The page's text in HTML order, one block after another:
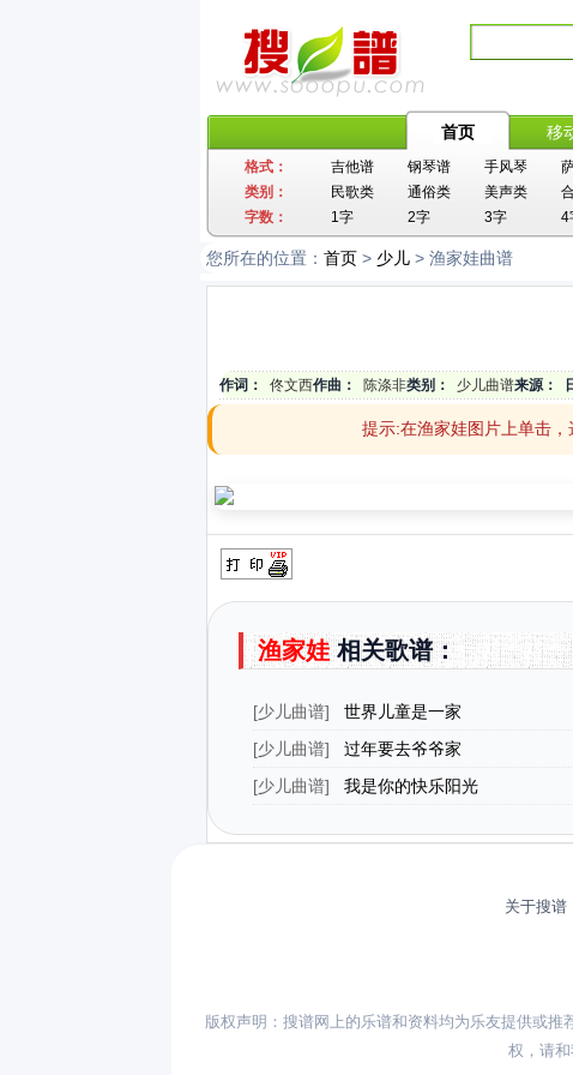
首页 移
格式： 吉他谱 钢琴谱 手风琴
类别：
民歌类 通俗类 美声类
字数：
1字 2字 3字 4
您所在的位置： 首页 > 少儿 > 渔家娃曲谱
作词： 佟文西作曲： 陈涤非类别： 少儿曲谱来源：
提示:在渔家娃图片上单击
渔家娃相关歌谱：
[少儿曲谱] 世界儿童是一家
[少儿曲谱] 过年要去爷爷家
[少儿曲谱] 我是你的快乐阳光
关于搜谱
版权声明：搜谱网上的乐谱和资料均为乐友提供或
权，请和